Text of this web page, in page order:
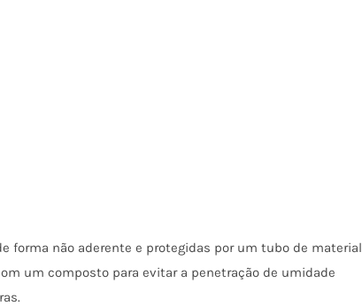
forma não aderente e protegidas por um tubo de material
um composto para evitar a penetração de umidade